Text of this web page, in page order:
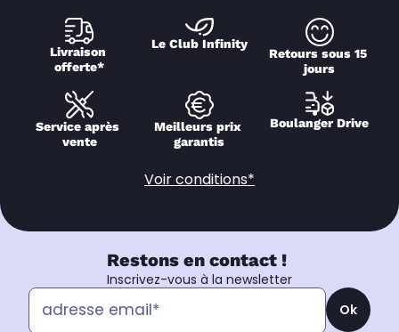
Livraison
offerte*
Le Club Infinity
Retours sous 15
jours
Service après
vente
Meilleurs prix
garantis
Boulanger Drive
Voir conditions*
Restons en contact !
Inscrivez-vous à la newsletter
Ok